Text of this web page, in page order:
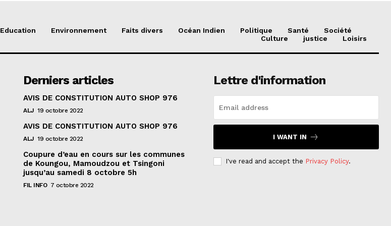
Education Environnement Faits divers Océan Indien Politique Santé
Société
Culture
justice Loisirs
Derniers articles
AVIS DE CONSTITUTION AUTO SHOP 976
ALJ 19 octobre 2022
AVIS DE CONSTITUTION AUTO SHOP 976
ALJ 19 octobre 2022
Coupure d’eau en cours sur les communes
de Koungou, Mamoudzou et Tsingoni
jusqu’au samedi 8 octobre 5h
FIL INFO 7 octobre 2022
Lettre d'information
I WANT IN
I've read and accept the Privacy Policy.